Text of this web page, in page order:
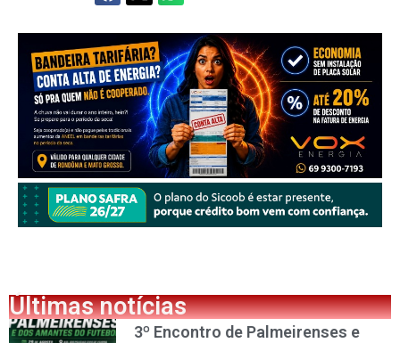
Últimas notícias
3º Encontro de Palmeirenses e